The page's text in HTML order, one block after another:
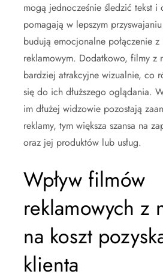
mogą jednocześnie śledzić tekst i
pomagają w lepszym
budują emocjonalne połączenie z
reklamowym. Dodatkowo, filmy z
bardziej atrakcyjne wizualnie, co
się do ich dłuższego oglądania.
im dłużej widzowie pozostają
reklamy, tym większa szansa na
oraz jej produktów lub usług.
Wpływ filmów
reklamowych z
na koszt
klienta